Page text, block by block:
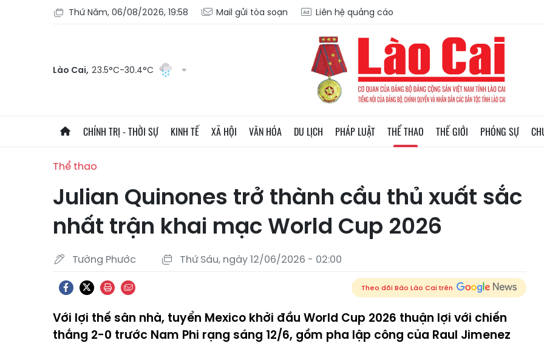
Thứ Năm, 06/08/2026, 19:58 Mail gửi tòa soạn Liên hệ quảng cáo
Lào Cai, 23.5°C-30.4°C
CHÍNH TRỊ - THỜI SỰ KINH TẾ XÃ HỘI VĂN HÓA DU LỊCH PHÁP LUẬT THỂ THAO THẾ GIỚI PHÓNG SỰ
Thể thao
Julian Quinones trở thành cầu thủ xuất sắc
nhất trận khai mạc World Cup 2026
Tường Phước Thứ Sáu, ngày 12/06/2026 - 02:00
Theo dõi Báo Lào Cai trên
Với lợi thế sân nhà, tuyển Mexico khởi đầu World Cup 2026 thuận lợi với chiến
thắng 2-0 trước Nam Phi rạng sáng 12/6, gồm pha lập công của Raul Jimenez